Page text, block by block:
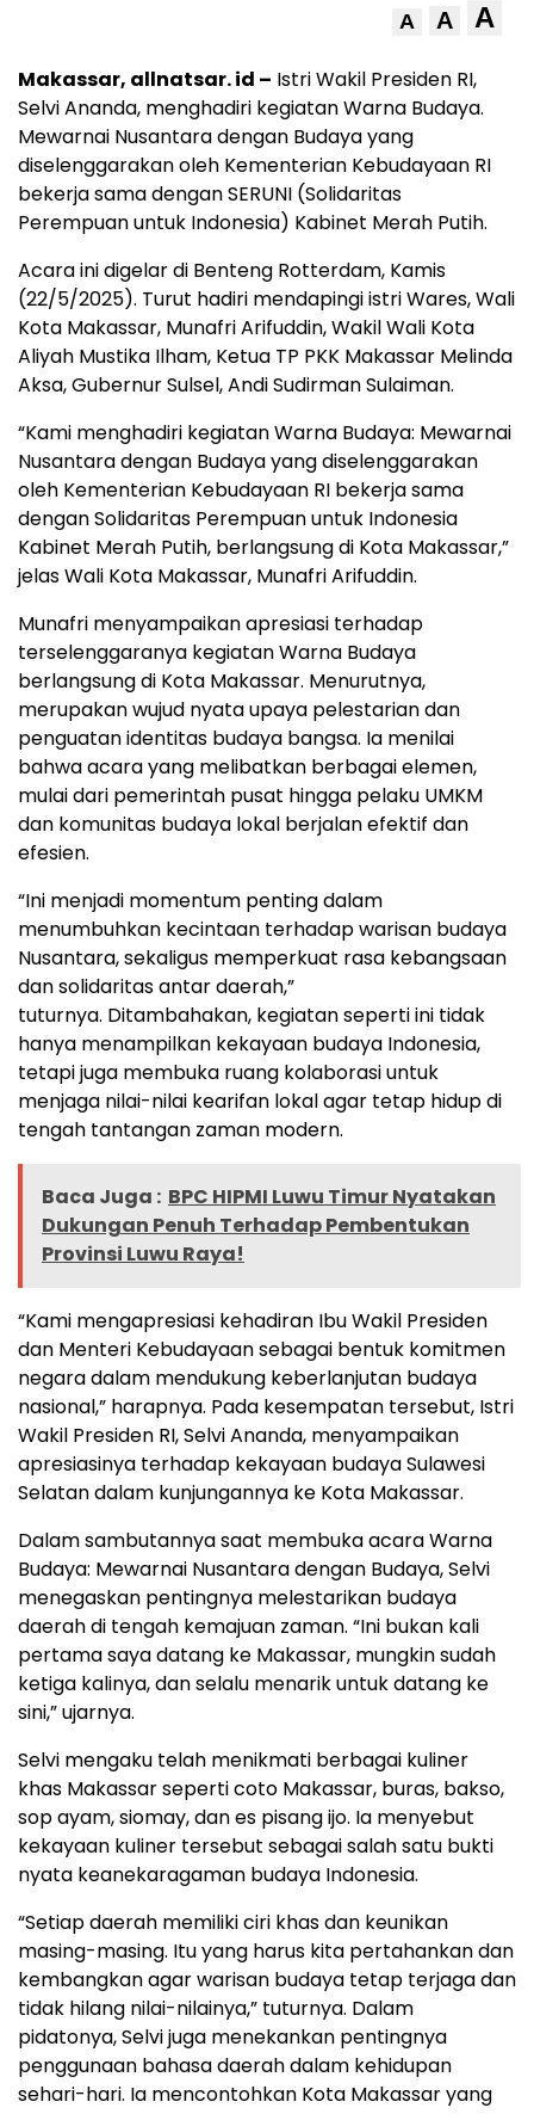
A A A
Makassar, allnatsar. id – Istri Wakil Presiden RI,
Selvi Ananda, menghadiri kegiatan Warna Budaya.
Mewarnai Nusantara dengan Budaya yang
diselenggarakan oleh Kementerian Kebudayaan RI
bekerja sama dengan SERUNI (Solidaritas
Perempuan untuk Indonesia) Kabinet Merah Putih.
Acara ini digelar di Benteng Rotterdam, Kamis
(22/5/2025). Turut hadiri mendapingi istri Wares, Wali
Kota Makassar, Munafri Arifuddin, Wakil Wali Kota
Aliyah Mustika Ilham, Ketua TP PKK Makassar Melinda
Aksa, Gubernur Sulsel, Andi Sudirman Sulaiman.
“Kami menghadiri kegiatan Warna Budaya: Mewarnai
Nusantara dengan Budaya yang diselenggarakan
oleh Kementerian Kebudayaan RI bekerja sama
dengan Solidaritas Perempuan untuk Indonesia
Kabinet Merah Putih, berlangsung di Kota Makassar,”
jelas Wali Kota Makassar, Munafri Arifuddin.
Munafri menyampaikan apresiasi terhadap
terselenggaranya kegiatan Warna Budaya
berlangsung di Kota Makassar. Menurutnya,
merupakan wujud nyata upaya pelestarian dan
penguatan identitas budaya bangsa. Ia menilai
bahwa acara yang melibatkan berbagai elemen,
mulai dari pemerintah pusat hingga pelaku UMKM
dan komunitas budaya lokal berjalan efektif dan
efesien.
“Ini menjadi momentum penting dalam
menumbuhkan kecintaan terhadap warisan budaya
Nusantara, sekaligus memperkuat rasa kebangsaan
dan solidaritas antar daerah,”
tuturnya. Ditambahakan, kegiatan seperti ini tidak
hanya menampilkan kekayaan budaya Indonesia,
tetapi juga membuka ruang kolaborasi untuk
menjaga nilai-nilai kearifan lokal agar tetap hidup di
tengah tantangan zaman modern.
Baca Juga : BPC HIPMI Luwu Timur Nyatakan
Dukungan Penuh Terhadap Pembentukan
Provinsi Luwu Raya!
“Kami mengapresiasi kehadiran Ibu Wakil Presiden
dan Menteri Kebudayaan sebagai bentuk komitmen
negara dalam mendukung keberlanjutan budaya
nasional,” harapnya. Pada kesempatan tersebut, Istri
Wakil Presiden RI, Selvi Ananda, menyampaikan
apresiasinya terhadap kekayaan budaya Sulawesi
Selatan dalam kunjungannya ke Kota Makassar.
Dalam sambutannya saat membuka acara Warna
Budaya: Mewarnai Nusantara dengan Budaya, Selvi
menegaskan pentingnya melestarikan budaya
daerah di tengah kemajuan zaman. “Ini bukan kali
pertama saya datang ke Makassar, mungkin sudah
ketiga kalinya, dan selalu menarik untuk datang ke
sini,” ujarnya.
Selvi mengaku telah menikmati berbagai kuliner
khas Makassar seperti coto Makassar, buras, bakso,
sop ayam, siomay, dan es pisang ijo. Ia menyebut
kekayaan kuliner tersebut sebagai salah satu bukti
nyata keanekaragaman budaya Indonesia.
“Setiap daerah memiliki ciri khas dan keunikan
masing-masing. Itu yang harus kita pertahankan dan
kembangkan agar warisan budaya tetap terjaga dan
tidak hilang nilai-nilainya,” tuturnya. Dalam
pidatonya, Selvi juga menekankan pentingnya
penggunaan bahasa daerah dalam kehidupan
sehari-hari. Ia mencontohkan Kota Makassar yang